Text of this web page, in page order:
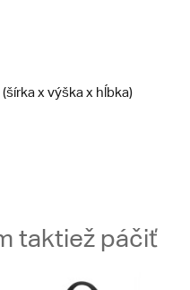
x výška x hĺbka)
taktiež páčiť